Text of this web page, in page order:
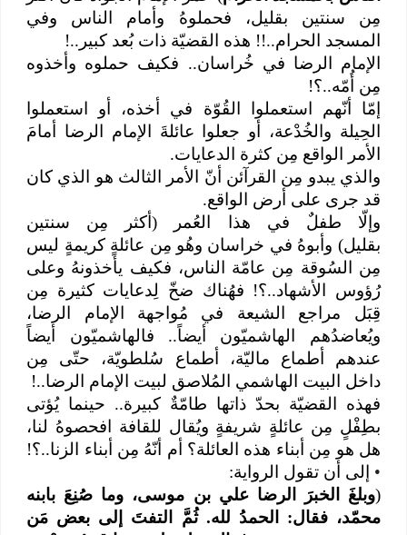
مِن سنتين بقليل، فحملوهُ وأمام الناس وفي
المسجد الحرام..!! هذه القضيّة ذات بُعد كبير..!
الإمام الرضا في خُراسان.. فكيف حملوه وأخذوه
مِن أُمّه..؟!
إمّا أنّهم استعملوا القُوّة في أخذه، أو استعملوا
الحِيلة والخُدْعة، أو جعلوا عائلةَ الإمام الرضا أمامَ
الأمر الواقع مِن كثرة الدعايات.
والذي يبدو مِن القرآئن أنّ الأمر الثالث هو الذي كان
قد جرى على أرض الواقع.
وإلّا طفلٌ في هذا العُمر (أكثر مِن سنتين
بقليل) وأبوهُ في خراسان وهُو مِن عائلةٍ كريمةٍ ليس
مِن السُوقة مِن عامّة الناس، فكيف يأخذونهُ وعلى
رُؤوس الأشهاد..؟! فهُناك ضخّ لِدعايات كثيرة مِن
قِبَل مراجع الشيعة في مُواجهة الإمام الرضا،
ويُعاضدُهم الهاشميّون أيضاً.. فالهاشميّون أيضاً
عندهم أطماع ماليّة، أطماع سُلطويّة، حتّى مِن
داخل البيت الهاشمي المُلاصق لبيت الإمام الرضا..!
فهذه القضيّة بحدّ ذاتها طامّةٌ كبيرة.. حينما يُؤتى
بطِفْلٍ مِن عائلةٍ شريفةٍ ويُقال للقافة افحصوهُ لنا،
هل هو مِن أبناء هذه العائلة؟ أم أنّهُ مِن أبناء الزنا..؟!
•إلى أن تقول الرواية:
وبلغَ الخبرَ الرضا علي بن موسى، وما صُنِعَ بابنه
محمّد، فقال: الحمدُ لله. ثُمَّ التفتَ إلى بعض مَن